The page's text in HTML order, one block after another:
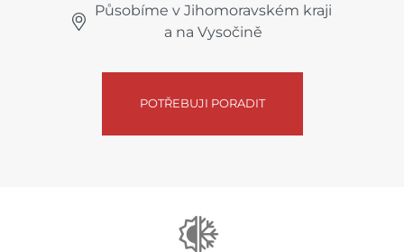
Působíme v Jihomoravském kraji
a na Vysočině
POTŘEBUJI PORADIT